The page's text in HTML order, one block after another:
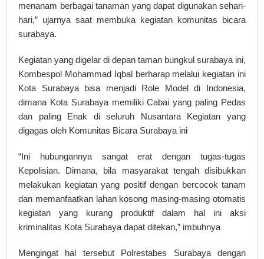
menanam berbagai tanaman yang dapat digunakan sehari-
hari,” ujarnya saat membuka kegiatan komunitas bicara
surabaya.
Kegiatan yang digelar di depan taman bungkul surabaya ini,
Kombespol Mohammad Iqbal berharap melalui kegiatan ini
Kota Surabaya bisa menjadi Role Model di Indonesia,
dimana Kota Surabaya memiliki Cabai yang paling Pedas
dan paling Enak di seluruh Nusantara Kegiatan yang
digagas oleh Komunitas Bicara Surabaya ini
“Ini hubungannya sangat erat dengan tugas-tugas
Kepolisian. Dimana, bila masyarakat tengah disibukkan
melakukan kegiatan yang positif dengan bercocok tanam
dan memanfaatkan lahan kosong masing-masing otomatis
kegiatan yang kurang produktif dalam hal ini aksi
kriminalitas Kota Surabaya dapat ditekan,” imbuhnya
Mengingat hal tersebut Polrestabes Surabaya dengan